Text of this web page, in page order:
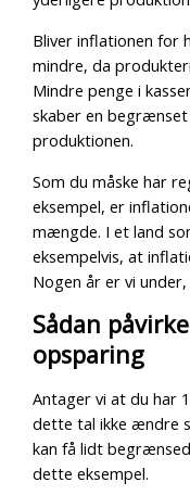
Bliver inflationen for
mindre, da
Mindre penge i
skaber en
produktionen.
Som du måske har
eksempel, er
mængde. I et land
eksempelvis, at
Nogen år er vi
Sådan
opsparing
Antager vi at du har
dette tal ikke ændre
kan få lidt
dette eksempel.